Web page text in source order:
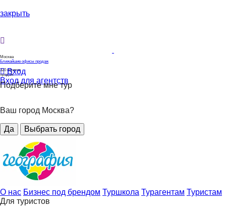
закрыть
Москва
Ближайшие офисы продаж
320 офисов
продаж
Вход
Вход для агентств
Подберите мне тур
Ваш город Москва?
Да Выбрать город
О нас Бизнес под брендом Туршкола Турагентам Туристам
Для туристов